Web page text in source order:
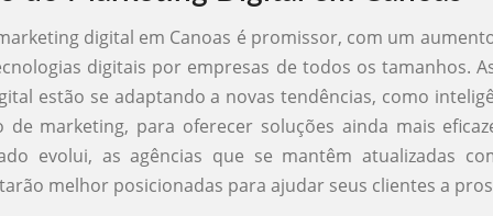
digital em Canoas é promissor, com um
digitais por empresas de todos os tamanhos.
estão se adaptando a novas tendências, como
de marketing, para oferecer soluções ainda mais
evolui, as agências que se mantêm atualizadas
melhor posicionadas para ajudar seus clientes a